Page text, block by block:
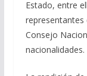
Estado, entre
representantes
Consejo
nacionalidades.